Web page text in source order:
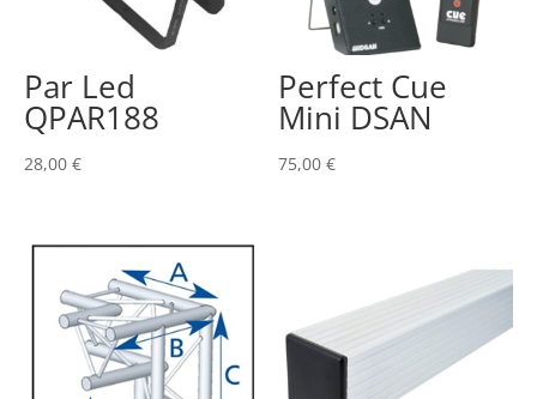
Par Led
QPAR188
28,00 €
Perfect Cue
Mini DSAN
75,00€